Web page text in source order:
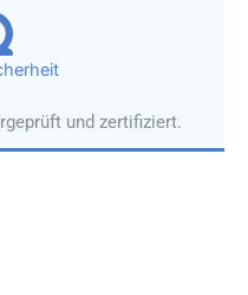
und zertifiziert.